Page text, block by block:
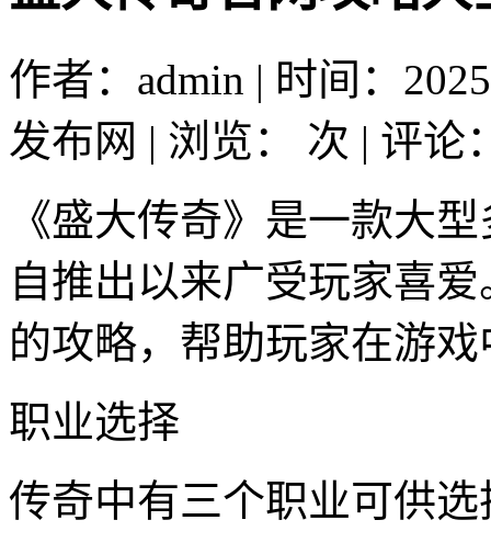
作者：admin | 时间：
发布网 | 浏览：
次 | 评论
《盛大传奇》是一款大
自推出以来广受玩家喜
的攻略，帮助玩家在游
职业选择
传奇中有三个职业可供